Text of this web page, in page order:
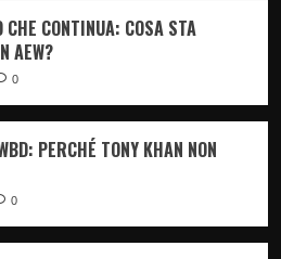
CONTINUA: COSA STA
AEW?
0
PERCHÉ TONY KHAN NON
0